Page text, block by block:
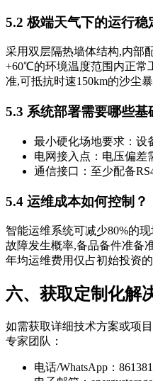
5.2 极端天气下的运行稳
采用双层隔热墙体结构,内部
+60℃的环境温度范围内正常
准,可抵抗时速150km的沙尘暴
5.3 系统部署需要哪些基
最小硬化场地要求：设
电网接入点：电压偏差
通信接口：至少配备
5.4 运维成本如何控制？
智能运维系统可减少80%的
故障发生概率,备品备件准备
年均运维费用仅占初始投资的
六、获取定制化解
如需获取详细技术方案或项
专家团队：
电话/WhatsApp：